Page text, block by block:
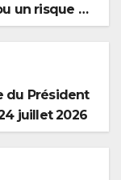
un risque de
?
du Président
juillet 2026